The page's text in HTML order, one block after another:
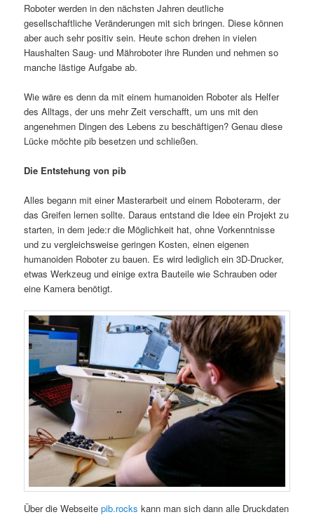
Roboter werden in den nächsten Jahren deutliche
gesellschaftliche Veränderungen mit sich bringen. Diese können
aber auch sehr positiv sein. Heute schon drehen in vielen
Haushalten Saug- und Mähroboter ihre Runden und nehmen so
manche lästige Aufgabe ab.
Wie wäre es denn da mit einem humanoiden Roboter als Helfer
des Alltags, der uns mehr Zeit verschafft, um uns mit den
angenehmen Dingen des Lebens zu beschäftigen? Genau diese
Lücke möchte pib besetzen und schließen.
Die Entstehung von pib
Alles begann mit einer Masterarbeit und einem Roboterarm, der
das Greifen lernen sollte. Daraus entstand die Idee ein Projekt zu
starten, in dem jede:r die Möglichkeit hat, ohne Vorkenntnisse
und zu vergleichsweise geringen Kosten, einen eigenen
humanoiden Roboter zu bauen. Es wird lediglich ein 3D-Drucker,
etwas Werkzeug und einige extra Bauteile wie Schrauben oder
eine Kamera benötigt.
Über die Webseitepib.rocks kann man sich dann alle Druckdaten